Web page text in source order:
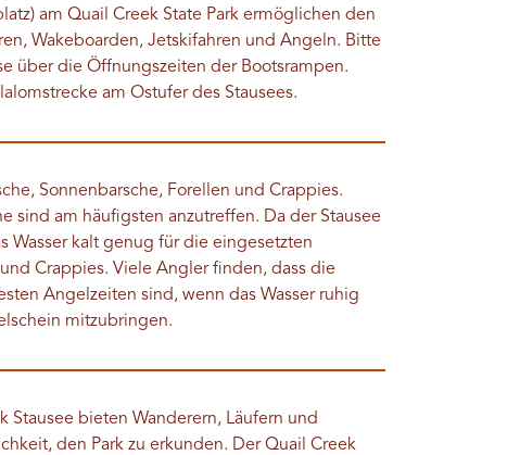
am Quail Creek State Park ermöglichen den
Wakeboarden, Jetskifahren und Angeln. Bitte
über die Öffnungszeiten der Bootsrampen.
am Ostufer des Stausees.
Sonnenbarsche, Forellen und Crappies.
sind am häufigsten anzutreffen. Da der Stausee
Wasser kalt genug für die eingesetzten
Crappies. Viele Angler finden, dass die
Angelzeiten sind, wenn das Wasser ruhig
mitzubringen.
Stausee bieten Wanderern, Läufern und
den Park zu erkunden. Der Quail Creek